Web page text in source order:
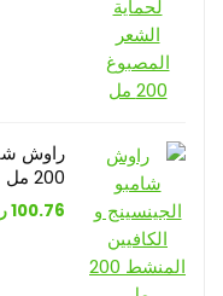
راوش
200 مل
100.76